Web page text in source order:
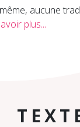
aucune
plus...